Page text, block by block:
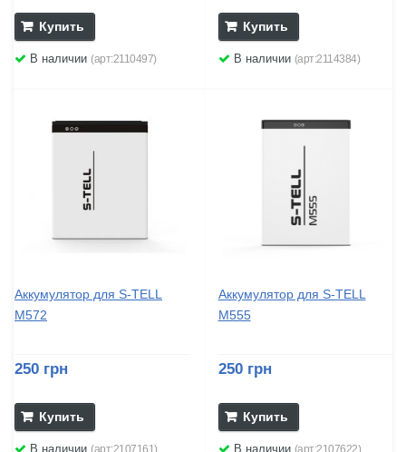
Купить
В наличии (арт:2110497)
Купить
В наличии (арт:2114384)
Аккумулятор для S-TELL
M572
250 грн
Купить
В наличии (арт:2107161)
Аккумулятор для S-TELL
M555
250 грн
Купить
В наличии (арт:2107622)